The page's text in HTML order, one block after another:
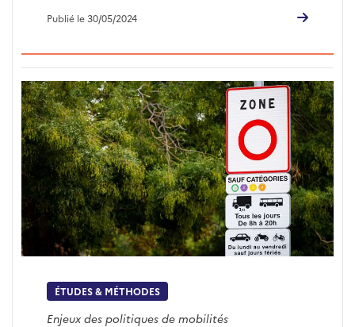
Publié le 30/05/2024
ÉTUDES & MÉTHODES
Enjeux des politiques de mobilités